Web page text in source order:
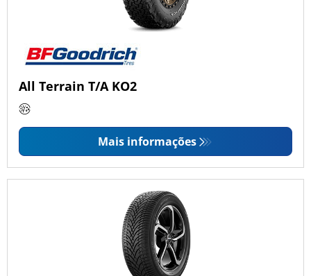
All Terrain T/A KO2
Mais informações